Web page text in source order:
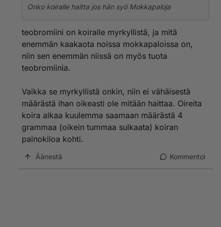
Onko koiralle haitta jos hän syö Mokkapaloja
teobromiini on koiralle myrkyllistä, ja mitä
enemmän kaakaota noissa mokkapaloissa on,
niin sen enemmän niissä on myös tuota
teobromiinia.
Vaikka se myrkyllistä onkin, niin ei vähäisestä
määrästä ihan oikeasti ole mitään haittaa. Oireita
koira alkaa kuulemma saamaan määrästä 4
grammaa (oikein tummaa sulkaata) koiran
painokiloa kohti.
Äänestä Kommentoi